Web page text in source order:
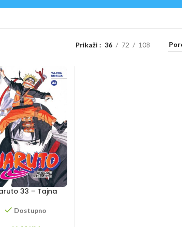
Prikaži 36 72 108
33 – Tajna
Dostupno